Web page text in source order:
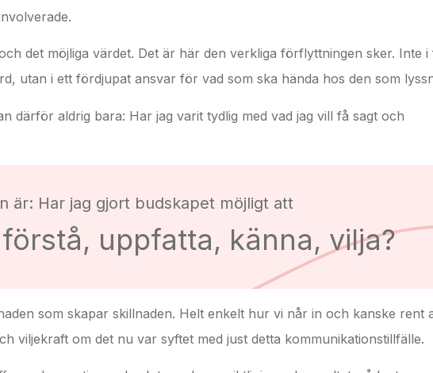
det möjliga värdet. Det är här den verkliga förflyttningen sker. Inte i
utan i ett fördjupat ansvar för vad som ska hända hos den som
därför aldrig bara: Har jag varit tydlig med vad jag vill få sagt och
är: Har jag gjort budskapet möjligt att
uppfatta, känna, vilja?
som skapar skillnaden. Helt enkelt hur vi når in och kanske rent
viljekraft om det nu var syftet med just detta kommunikationstillfälle.